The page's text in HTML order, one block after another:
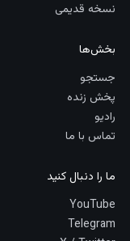
نسخه قدیمی
بخش‌ها
جستجو
پخش زنده
رادیو
تماس با ما
ما را دنبال کنید
YouTube
Telegram